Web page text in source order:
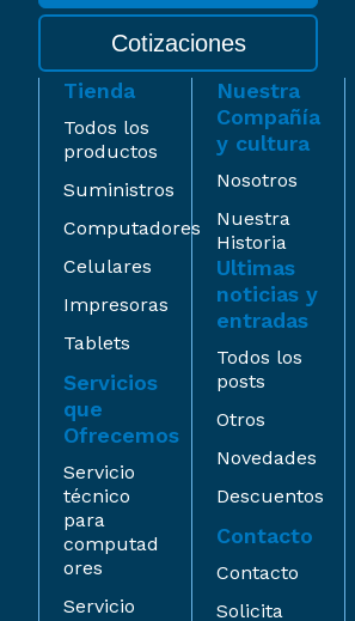
Cotizaciones
Tienda
Todos los
productos
Suministros
Computadores
Celulares
Impresoras
Tablets
Servicios
que
Ofrecemos
Servicio
técnico
para
computad
ores
Servicio
Nuestra
Compañía
y cultura
Nosotros
Nuestra
Historia
Ultimas
noticias y
entradas
Todos los
posts
Otros
Novedades
Descuentos
Contacto
Contacto
Solicita